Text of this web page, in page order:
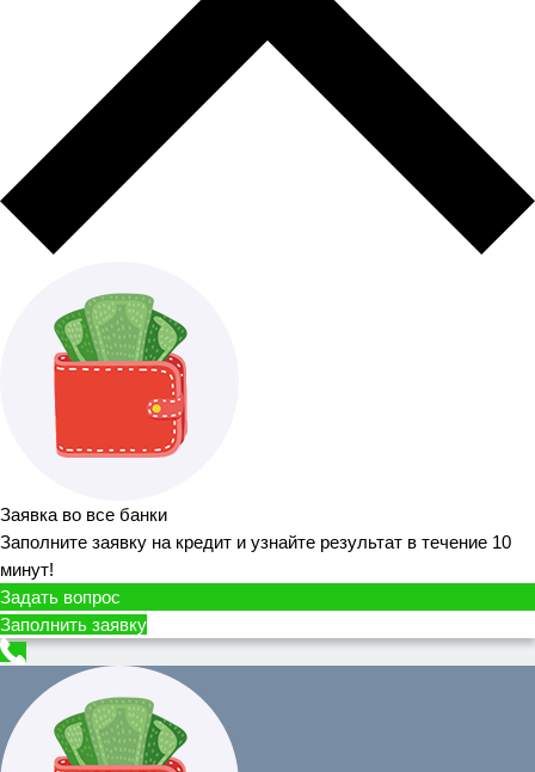
Заявка во все банки
Заполните заявку на кредит и узнайте результат в течение 10
минут!
Задать вопрос
Заполнить заявку